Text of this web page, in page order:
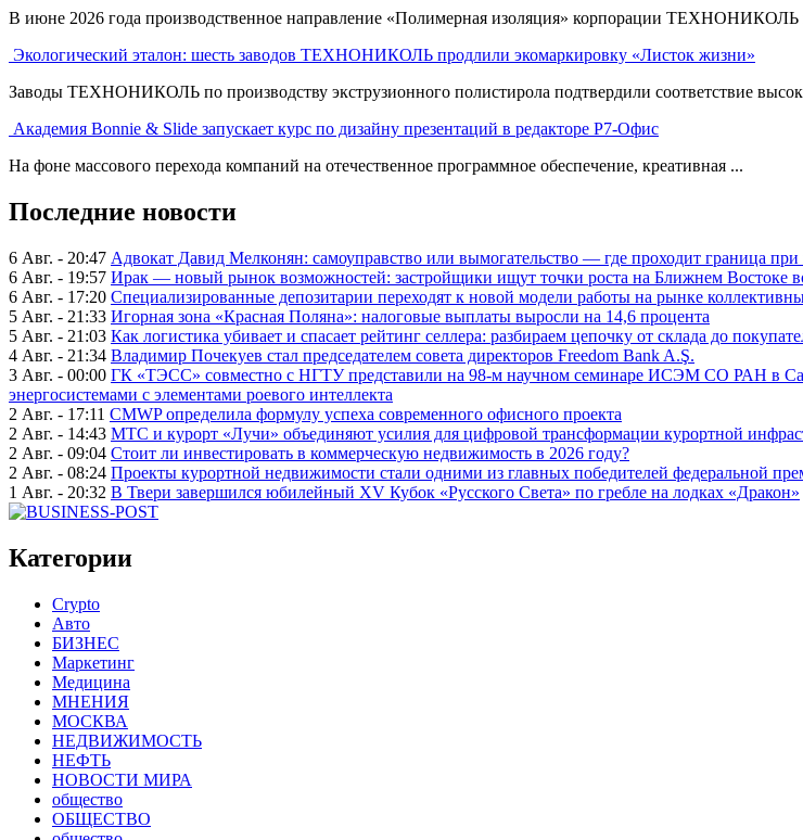
В июне 2026 года производственное направление «Полимерная изоляция» корпорации ТЕХНОНИКОЛЬ
Экологический эталон: шесть заводов ТЕХНОНИКОЛЬ продлили экомаркировку «Листок жизни»
Заводы ТЕХНОНИКОЛЬ по производству экструзионного полистирола подтвердили соответствие
Академия Bonnie & Slide запускает курс по дизайну презентаций в редакторе Р7-Офис
На фоне массового перехода компаний на отечественное программное обеспечение, креативная ...
Последние новости
6 Авг. - 20:47 Адвокат Давид Мелконян: самоуправство или вымогательство — где проходит граница при
6 Авг. - 19:57 Ирак — новый рынок возможностей: застройщики ищут точки роста на Ближнем Востоке
6 Авг. - 17:20 Специализированные депозитарии переходят к новой модели работы на рынке
5 Авг. - 21:33 Игорная зона «Красная Поляна»: налоговые выплаты выросли на 14,6 процента
5 Авг. - 21:03 Как логистика убивает и спасает рейтинг селлера: разбираем цепочку от склада до
4 Авг. - 21:34 Владимир Почекуев стал председателем совета директоров Freedom Bank A.Ş.
3 Авг. - 00:00 ГК «ТЭСС» совместно с НГТУ представили на 98-м научном семинаре ИСЭМ СО РАН в
энергосистемами с элементами роевого интеллекта
2 Авг. - 17:11 CMWP определила формулу успеха современного офисного проекта
2 Авг. - 14:43 МТС и курорт «Лучи» объединяют усилия для цифровой трансформации курортной
2 Авг. - 09:04 Стоит ли инвестировать в коммерческую недвижимость в 2026 году?
2 Авг. - 08:24 Проекты курортной недвижимости стали одними из главных победителей федеральной
1 Авг. - 20:32 В Твери завершился юбилейный XV Кубок «Русского Света» по гребле на лодках «Дракон»
Категории
Crypto
Авто
БИЗНЕС
Маркетинг
Медицина
МНЕНИЯ
МОСКВА
НЕДВИЖИМОСТЬ
НЕФТЬ
НОВОСТИ МИРА
общество
ОБЩЕСТВО